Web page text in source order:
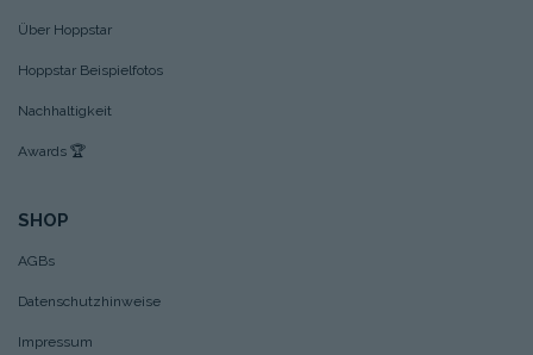
Über Hoppstar
Hoppstar Beispielfotos
Nachhaltigkeit
Awards 🏆
SHOP
AGBs
Datenschutzhinweise
Impressum